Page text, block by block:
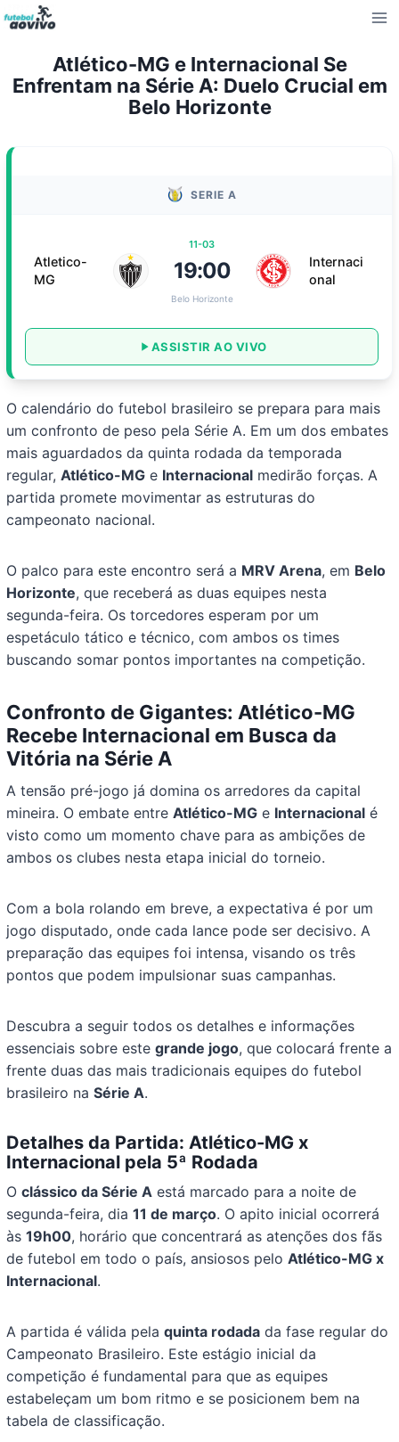
Pular
para
Conteúdo
Atlético-MG e Internacional Se
Enfrentam na Série A: Duelo Crucial em
Belo Horizonte
SERIE A
Atletico-
MG
11-03
19:00
Belo Horizonte
Internaci
onal
ASSISTIR AO VIVO
O calendário do futebol brasileiro se prepara para mais
um confronto de peso pela Série A. Em um dos embates
mais aguardados da quinta rodada da temporada
regular,Atlético-MG e Internacional medirão forças. A
partida promete movimentar as estruturas do
campeonato nacional.
O palco para este encontro será a MRV Arena, em Belo
Horizonte, que receberá as duas equipes nesta
segunda-feira. Os torcedores esperam por um
espetáculo tático e técnico, com ambos os times
buscando somar pontos importantes na competição.
Confronto de Gigantes: Atlético-MG
Recebe Internacional em Busca da
Vitória na Série A
A tensão pré-jogo já domina os arredores da capital
mineira. O embate entreAtlético-MG e Internacional é
visto como um momento chave para as ambições de
ambos os clubes nesta etapa inicial do torneio.
Com a bola rolando em breve, a expectativa é por um
jogo disputado, onde cada lance pode ser decisivo. A
preparação das equipes foi intensa, visando os três
pontos que podem impulsionar suas campanhas.
Descubra a seguir todos os detalhes e informações
essenciais sobre estegrande jogo, que colocará frente a
frente duas das mais tradicionais equipes do futebol
brasileiro naSérie A.
Detalhes da Partida: Atlético-MG x
Internacional pela 5ª Rodada
Oclássico da Série A está marcado para a noite de
segunda-feira, dia11 de março. O apito inicial ocorrerá
às19h00, horário que concentrará as atenções dos fãs
de futebol em todo o país, ansiosos peloAtlético-MG x
Internacional.
A partida é válida pelaquinta rodada da fase regular do
Campeonato Brasileiro. Este estágio inicial da
competição é fundamental para que as equipes
estabeleçam um bom ritmo e se posicionem bem na
tabela de classificação.